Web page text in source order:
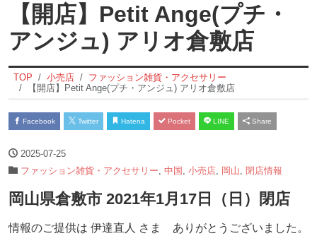
【開店】Petit Ange(プチ・
アンジュ) アリオ倉敷店
TOP 小売店
ファッション雑貨・アクセサリー
【開店】Petit Ange(プチ・アンジュ) アリオ倉敷店
Facebook Twitter Hatena Pocket LINE Share
2025-07-25
ファッション雑貨・アクセサリー 中国 小売店 岡山 閉店情報
岡山県倉敷市 2021年1月17日（日）閉店
情報のご提供は 伊達直人 さま ありがとうございました。